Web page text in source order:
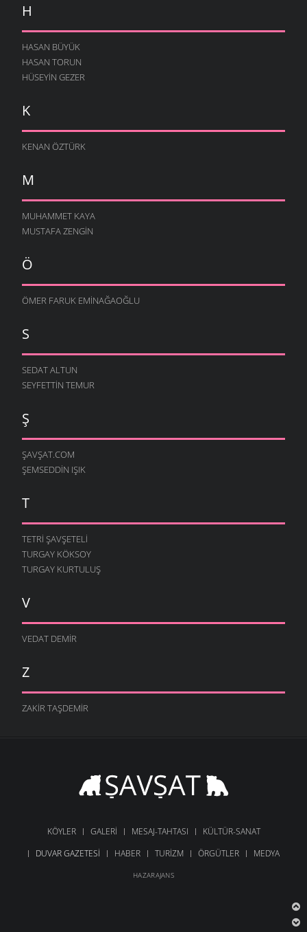
H
HASAN BÜYÜK
HASAN TORUN
HÜSEYIN GEZER
K
KENAN ÖZTÜRK
M
MUHAMMET KAYA
MUSTAFA ZENGIN
Ö
ÖMER FARUK EMINAĞAOĞLU
S
SEDAT ALTUN
SEYFETTIN TEMUR
Ş
ŞAVŞAT.COM
ŞEMSEDDIN IŞIK
T
TETRI ŞAVŞETELI
TURGAY KÖKSOY
TURGAY KURTULUŞ
V
VEDAT DEMIR
Z
ZAKIR TAŞDEMIR
KÖYLER GALERI MESAJ-TAHTASI
KÜLTÜR-SANAT
DUVAR GAZETESI
HABER TURIZM ÖRGÜTLER MEDYA
HAZARAJANS